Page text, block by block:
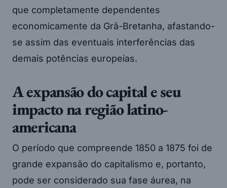
que completamente dependentes
economicamente da Grã-Bretanha, afastando-
se assim das eventuais interferências das
demais potências europeias.
A expansão do capital e seu
impacto na região latino-
americana
O período que compreende 1850 a 1875 foi de
grande expansão do capitalismo e, portanto,
pode ser considerado sua fase áurea, na